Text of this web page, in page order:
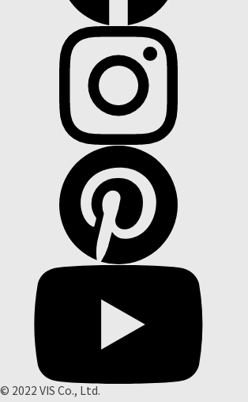
© 2022 VIS Co., Ltd.